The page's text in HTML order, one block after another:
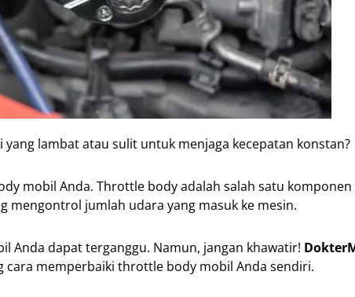
lambat atau sulit untuk menjaga kecepatan konstan?
mobil Anda. Throttle body adalah salah satu
mengontrol jumlah udara yang masuk ke mesin.
Anda dapat terganggu. Namun, jangan khawatir!
memperbaiki throttle body mobil Anda sendiri.